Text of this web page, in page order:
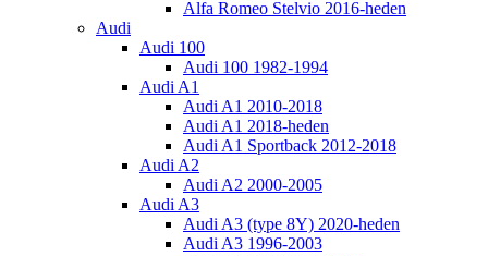
Alfa Romeo Stelvio 2016-heden
Audi
Audi 100
Audi 100 1982-1994
Audi A1
Audi A1 2010-2018
Audi A1 2018-heden
Audi A1 Sportback 2012-2018
Audi A2
Audi A2 2000-2005
Audi A3
Audi A3 (type 8Y) 2020-heden
Audi A3 1996-2003